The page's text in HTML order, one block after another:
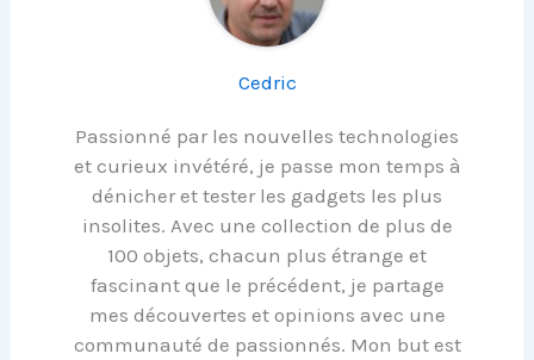
Cedric
Passionné par les nouvelles technologies
et curieux invétéré, je passe mon temps à
dénicher et tester les gadgets les plus
insolites. Avec une collection de plus de
100 objets, chacun plus étrange et
fascinant que le précédent, je partage
mes découvertes et opinions avec une
communauté de passionnés. Mon but est